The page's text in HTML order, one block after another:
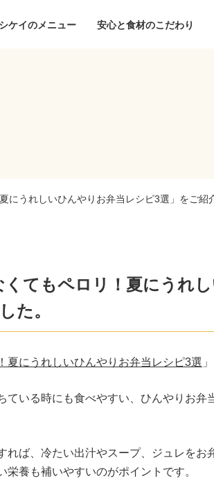
ケイのメニュー 安心と食材のこだわり
うれしいひんやりお弁当レシピ3選」をご紹
てもペロリ！夏にうれ
た。
夏にうれしいひんやりお弁当レシピ3選
いる時にも食べやすい、ひんやりお弁
ば、冷たい出汁やスープ、ジュレをお
養も補いやすいのがポイントです。